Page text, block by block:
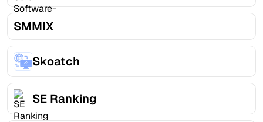
SMMIX
Skoatch
SE Ranking